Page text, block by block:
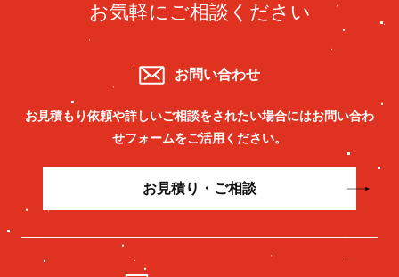
お気軽にご相談ください
お問い合わせ
お見積もり依頼や詳しいご相談をされたい場合にはお問い合わ
せフォームをご活用ください。
お見積り・ご相談